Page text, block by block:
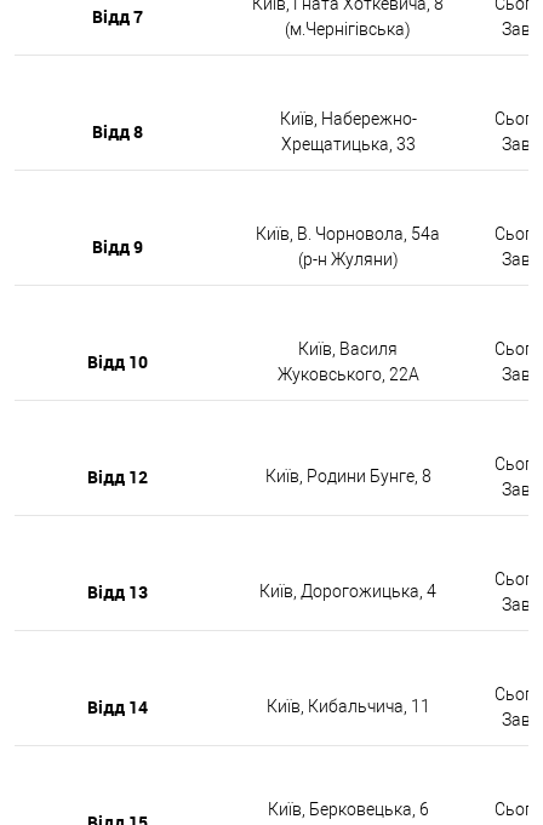
Відд 7
(м.Чернігівська)
Відд 8
Київ, Набережно-
Хрещатицька, 33
Відд 9
Київ, В. Чорновола, 54а
(р-н Жуляни)
Відд 10
Київ, Василя
Жуковського, 22А
Відд 12 Київ, Родини Бунге, 8
Відд 13 Київ, Дорогожицька, 4
Відд 14 Київ, Кибальчича, 11
Київ, Берковецька, 6